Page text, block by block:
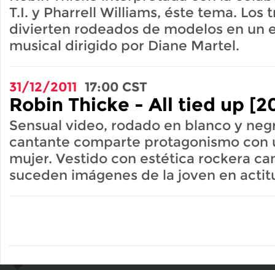
T.I. y Pharrell Williams, éste tema. Los
divierten rodeados de modelos en un
musical dirigido por Diane Martel.
31/12/2011 17:00 CST
Robin Thicke - All tied up
Sensual video, rodado en blanco y
cantante comparte protagonismo con
mujer. Vestido con estética rockera
suceden imágenes de la joven en